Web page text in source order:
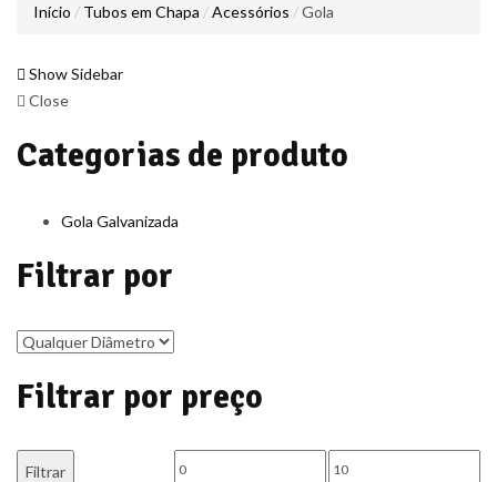
Início Tubos em Chapa Acessórios Gola
Show Sidebar
Close
Categorias de produto
Gola Galvanizada
Filtrar por
Filtrar por preço
Preço
Preço
Filtrar